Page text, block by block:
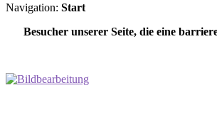
Navigation: Start
Besucher unserer Seite, die eine